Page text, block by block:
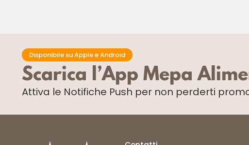
Disponibile su Apple e Android
Scarica l’App Mepa
Attiva le Notifiche Push per non perderti